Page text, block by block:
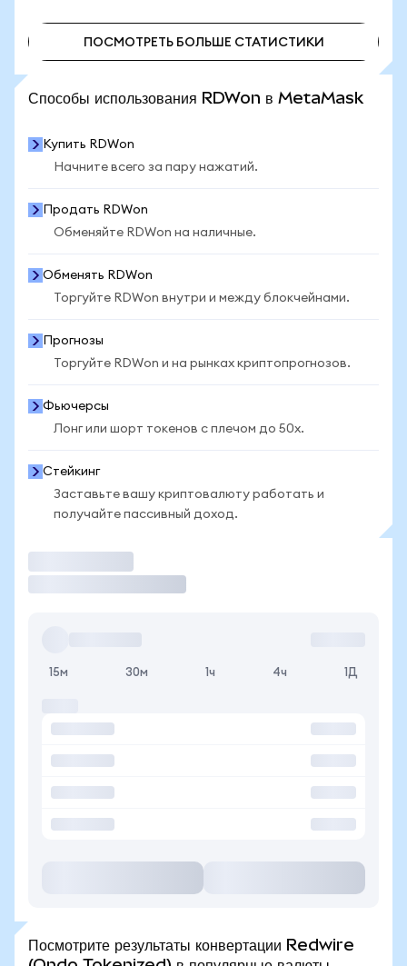
ПОСМОТРЕТЬ БОЛЬШЕ СТАТИСТИКИ
Способы использования RDWon в MetaMask
Купить RDWon
Начните всего за пару нажатий.
Продать RDWon
Обменяйте RDWon на наличные.
Обменять RDWon
Торгуйте RDWon внутри и между блокчейнами.
Прогнозы
Торгуйте RDWon и на рынках криптопрогнозов.
Фьючерсы
Лонг или шорт токенов с плечом до 50x.
Стейкинг
Заставьте вашу криптовалюту работать и
получайте пассивный доход.
15м 30м 1ч 4ч 1Д
Посмотрите результаты конвертации Redwire